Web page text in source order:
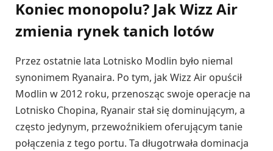
Koniec monopolu? Jak Wizz Air
zmienia rynek tanich lotów
Przez ostatnie lata Lotnisko Modlin było niemal
synonimem Ryanaira. Po tym, jak Wizz Air opuścił
Modlin w 2012 roku, przenosząc swoje operacje na
Lotnisko Chopina, Ryanair stał się dominującym, a
często jedynym, przewoźnikiem oferującym tanie
połączenia z tego portu. Ta długotrwała dominacja